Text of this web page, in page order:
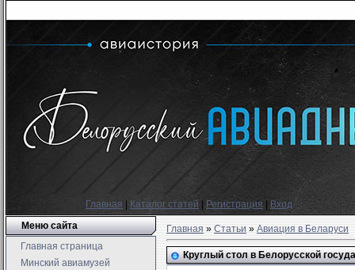
Главная Каталог статей Регистрация|
Вход
Меню сайта
Главная страница
Минский авиамузей
Главная»Статьи»Авиация в Беларуси
Круглый стол в Белорусской